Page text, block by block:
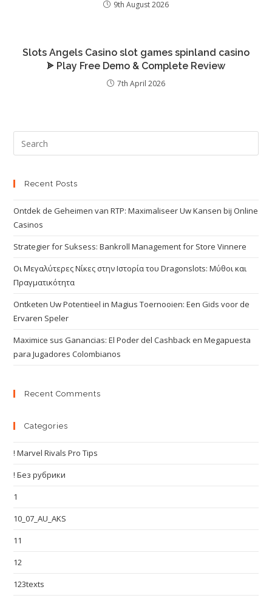
9th August 2026
Slots Angels Casino slot games spinland casino
ᗎ Play Free Demo & Complete Review
7th April 2026
Recent Posts
Ontdek de Geheimen van RTP: Maximaliseer Uw Kansen bij Online
Casinos
Strategier for Suksess: Bankroll Management for Store Vinnere
Οι Μεγαλύτερες Νίκες στην Ιστορία του Dragonslots: Μύθοι και
Πραγματικότητα
Ontketen Uw Potentieel in Magius Toernooien: Een Gids voor de
Ervaren Speler
Maximice sus Ganancias: El Poder del Cashback en Megapuesta
para Jugadores Colombianos
Recent Comments
Categories
! Marvel Rivals Pro Tips
! Без рубрики
1
10_07_AU_AKS
11
12
123texts